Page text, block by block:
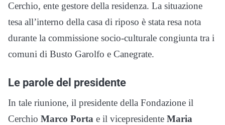
Cerchio, ente gestore della residenza. La situazione
tesa all’interno della casa di riposo è stata resa nota
durante la commissione socio-culturale congiunta tra i
comuni di Busto Garolfo e Canegrate.
Le parole del presidente
In tale riunione, il presidente della Fondazione il
Cerchio Marco Porta e il vicepresidente Maria